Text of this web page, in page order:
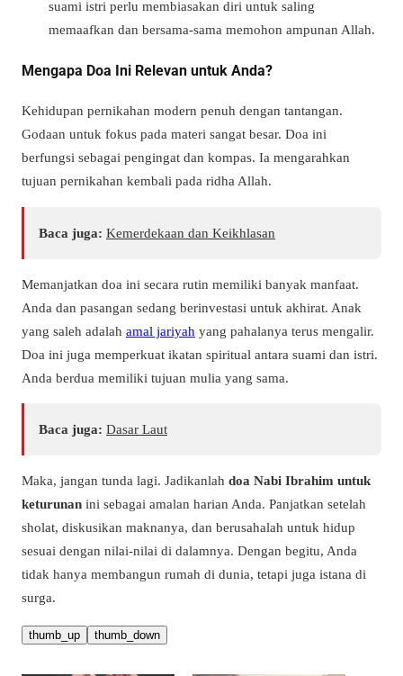
suami istri perlu membiasakan diri untuk saling
memaafkan dan bersama-sama memohon ampunan Allah.
Mengapa Doa Ini Relevan untuk Anda?
Kehidupan pernikahan modern penuh dengan tantangan.
Godaan untuk fokus pada materi sangat besar. Doa ini
berfungsi sebagai pengingat dan kompas. Ia mengarahkan
tujuan pernikahan kembali pada ridha Allah.
Baca juga: Kemerdekaan dan Keikhlasan
Memanjatkan doa ini secara rutin memiliki banyak manfaat.
Anda dan pasangan sedang berinvestasi untuk akhirat. Anak
yang saleh adalah amal jariyah yang pahalanya terus mengalir.
Doa ini juga memperkuat ikatan spiritual antara suami dan istri.
Anda berdua memiliki tujuan mulia yang sama.
Baca juga: Dasar Laut
Maka, jangan tunda lagi. Jadikanlah doa Nabi Ibrahim untuk
keturunan ini sebagai amalan harian Anda. Panjatkan setelah
sholat, diskusikan maknanya, dan berusahalah untuk hidup
sesuai dengan nilai-nilai di dalamnya. Dengan begitu, Anda
tidak hanya membangun rumah di dunia, tetapi juga istana di
surga.
thumb_up thumb_down